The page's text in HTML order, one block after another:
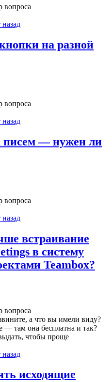
вопроса
назад
на разной
вопроса
назад
писем — нужен ли
вопроса
назад
встраивание
в систему
Teambox?
вопроса
а что вы имели виду?
— там она бесплатна и так?
чтобы проще
назад
исходящие